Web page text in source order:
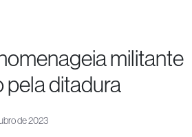
militante
ditadura
de 2023